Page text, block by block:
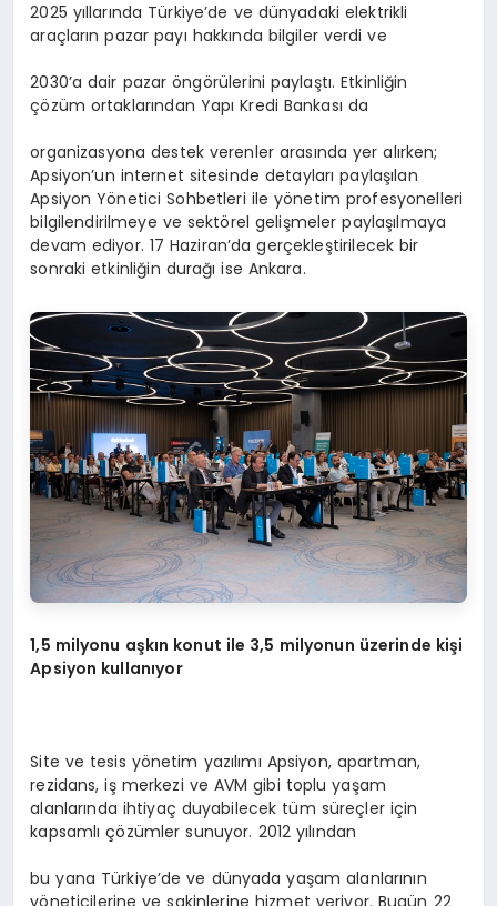
2025 yıllarında Türkiye’de ve dünyadaki elektrikli
araçların pazar payı hakkında bilgiler verdi ve
2030’a dair pazar öngörülerini paylaştı. Etkinliğin
çözüm ortaklarından Yapı Kredi Bankası da
organizasyona destek verenler arasında yer alırken;
Apsiyon’un internet sitesinde detayları paylaşılan
Apsiyon Yönetici Sohbetleri ile yönetim profesyonelleri
bilgilendirilmeye ve sektörel gelişmeler paylaşılmaya
devam ediyor. 17 Haziran’da gerçekleştirilecek bir
sonraki etkinliğin durağı ise Ankara.
1,5 milyonu aşkın konut ile 3,5 milyonun üzerinde kişi
Apsiyon kullanıyor
Site ve tesis yönetim yazılımı Apsiyon, apartman,
rezidans, iş merkezi ve AVM gibi toplu yaşam
alanlarında ihtiyaç duyabilecek tüm süreçler için
kapsamlı çözümler sunuyor. 2012 yılından
bu yana Türkiye’de ve dünyada yaşam alanlarının